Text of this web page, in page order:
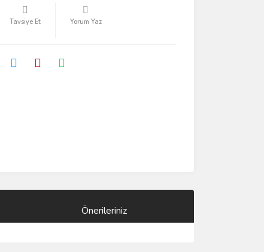
Tavsiye Et Yorum Yaz
Önerileriniz